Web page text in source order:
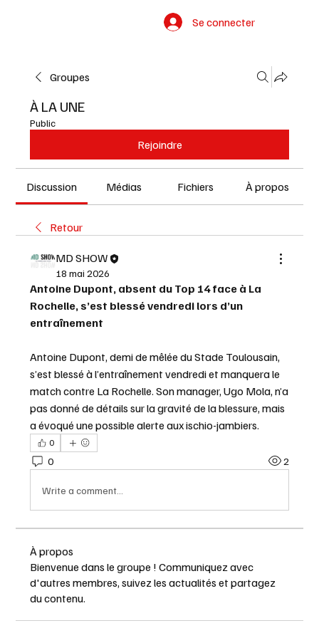
Se connecter
Groupes
À LA UNE
Public
Rejoindre
Discussion Médias Fichiers À propos
Retour
MD SHOW
18 mai 2026
Antoine Dupont, absent du Top 14 face à La
Rochelle, s’est blessé vendredi lors d’un
entraînement
Antoine Dupont, demi de mêlée du Stade Toulousain,
s’est blessé à l’entraînement vendredi et manquera le
match contre La Rochelle. Son manager, Ugo Mola, n’a
pas donné de détails sur la gravité de la blessure, mais
a évoqué une possible alerte aux ischio-jambiers.
0
0 2
Write a comment...
À propos
Bienvenue dans le groupe ! Communiquez avec
d'autres membres, suivez les actualités et partagez
du contenu.